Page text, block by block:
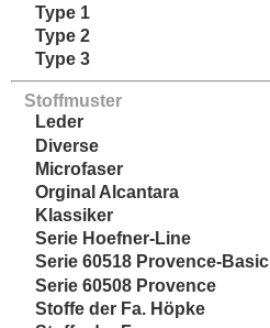
Type 1
Type 2
Type 3
Stoffmuster
Leder
Diverse
Microfaser
Orginal Alcantara
Klassiker
Serie Hoefner-Line
Serie 60518 Provence-Basic
Serie 60508 Provence
Stoffe der Fa. Höpke